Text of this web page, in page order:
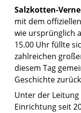
Salzkotten-
mit dem
wie ursprünglich
15.00 Uhr füllte
zahlreichen
diesem Tag
Geschichte
Unter der Leitung
Einrichtung seit